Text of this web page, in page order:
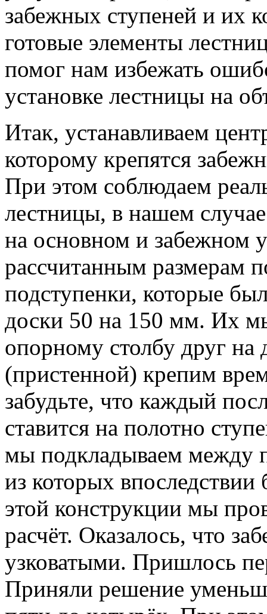
забежных ступеней и их
готовые элементы
помог нам избежать
установке лестницы на
Итак, устанавливаем
которому крепятся
При этом соблюдаем
лестницы, в нашем
на основном и забежном
рассчитанным размерам
подступенки, которые
доски 50 на 150 мм. Их
опорному столбу друг на
(пристенной) крепим
забудьте, что каждый
ставится на полотно
мы подкладываем между
из которых
этой конструкции мы
расчёт. Оказалось, что
узковатыми. Пришлось
Приняли решение